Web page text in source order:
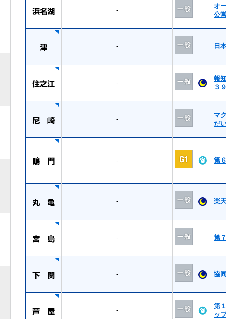
-
オ
公
- 日
-
報
３
-
マ
だ
- 第
- 楽
- 第
- 協
-
第
ッ